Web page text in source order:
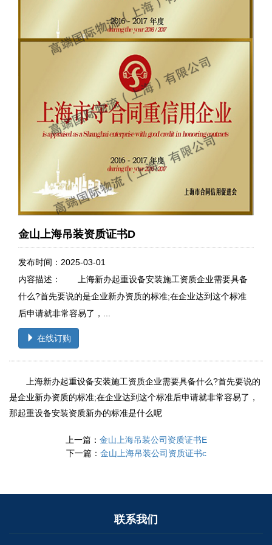
金山上海吊装资质证书D
发布时间：2025-03-01
内容描述： 上海新办起重设备安装施工资质企业需要具备
什么?首先要说的是企业新办资质的标准;在企业达到这个标准
后申请就非常容易了，...
在线订购
上海新办起重设备安装施工资质企业需要具备什么?首先要说的
是企业新办资质的标准;在企业达到这个标准后申请就非常容易了，
那起重设备安装资质新办的标准是什么呢
上一篇： 金山上海吊装公司资质证书E
下一篇： 金山上海吊装公司资质证书c
联系我们